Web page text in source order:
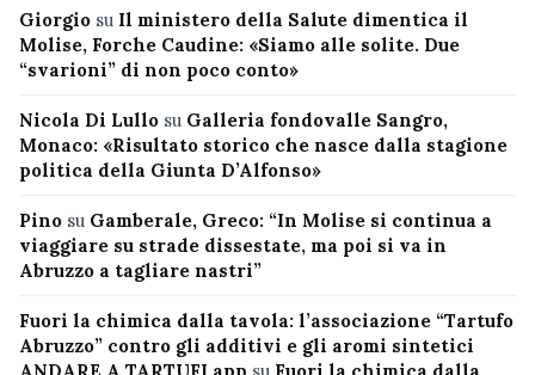
Giorgio su Il ministero della Salute dimentica il
Molise, Forche Caudine: «Siamo alle solite. Due
“svarioni” di non poco conto»
Nicola Di Lullo su Galleria fondovalle Sangro,
Monaco: «Risultato storico che nasce dalla stagione
politica della Giunta D’Alfonso»
Pino su Gamberale, Greco: “In Molise si continua a
viaggiare su strade dissestate, ma poi si va in
Abruzzo a tagliare nastri”
Fuori la chimica dalla tavola: l’associazione “Tartufo
Abruzzo” contro gli additivi e gli aromi sintetici